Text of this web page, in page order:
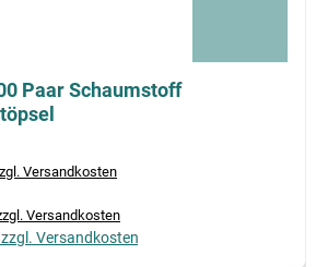
Paar Schaumstoff
Versandkosten
Versandkosten
Versandkosten